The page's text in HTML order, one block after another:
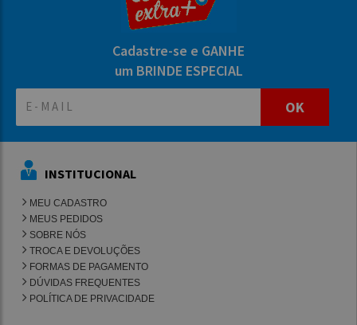
Cadastre-se e GANHE
um BRINDE ESPECIAL
OK
INSTITUCIONAL
MEU CADASTRO
MEUS PEDIDOS
SOBRE NÓS
TROCA E DEVOLUÇÕES
FORMAS DE PAGAMENTO
DÚVIDAS FREQUENTES
POLÍTICA DE PRIVACIDADE